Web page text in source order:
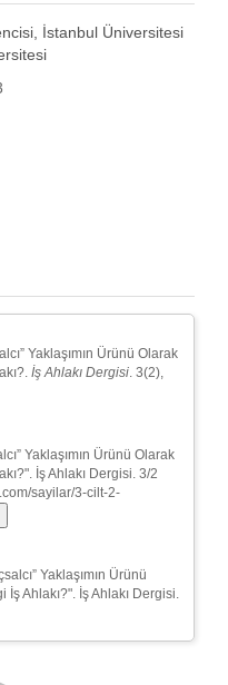
İstanbul Üniversitesi
Yaklaşımın Ürünü Olarak
İş Ahlakı Dergisi . 3(2),
Yaklaşımın Ürünü Olarak
İş Ahlakı Dergisi. 3/2
sayilar/3-cilt-2-
Yaklaşımın Ürünü
Ahlakı?". İş Ahlakı Dergisi.